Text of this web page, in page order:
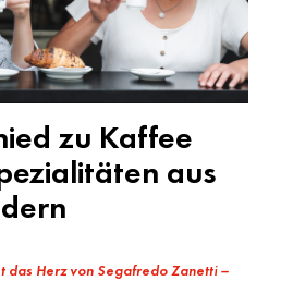
zu Kaffee
aus
das Herz von Segafredo Zanetti –